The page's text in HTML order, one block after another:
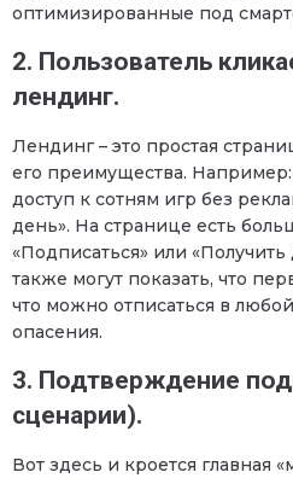
оптимизированные под
2. Пользователь
лендинг.
Лендинг – это простая
его преимущества.
доступ к сотням игр без
день». На странице есть
«Подписаться» или
также могут показать, что
что можно отписаться в
опасения.
3. Подтверждение
сценарии).
Вот здесь и кроется главная